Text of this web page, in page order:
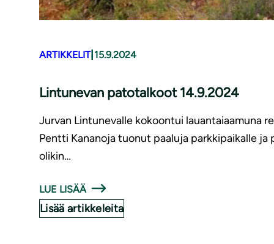
ARTIKKELIT| 15.9.2024
Lintunevan patotalkoot 14.9.2024
Jurvan Lintunevalle kokoontui lauantaiaamuna
Pentti Kananoja tuonut paaluja parkkipaikalle
olikin…
LUE LISÄÄ
Lisää artikkeleita